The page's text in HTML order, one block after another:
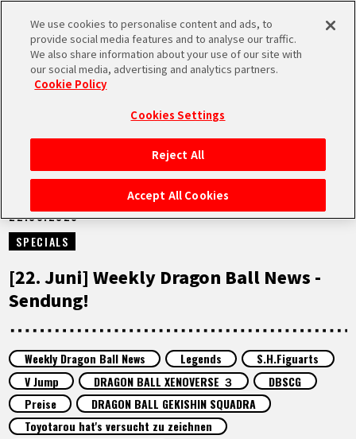
MEN
STARTSEITE
NEUES
HIGHLIGHTS
VIDEOS
SPECIALS
INFOS
NEUES
22.06.2026
SPECIALS
[22. Juni] Weekly Dragon Ball News -
Sendung!
Weekly Dragon Ball News Legends
S.H.Figuarts
V Jump
DRAGON BALL XENOVERSE ３
DBSCG
Preise
DRAGON BALL GEKISHIN SQUADRA
Toyotarou hat's versucht zu zeichnen
We use cookies to personalise content and ads, to
provide social media features and to analyse our traffic.
We also share information about your use of our site with
our social media, advertising and analytics partners.
Cookie Policy
Cookies Settings
Reject All
Accept All Cookies